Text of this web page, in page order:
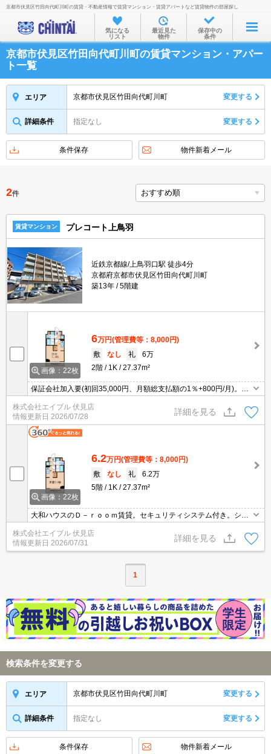
お部屋を探す
沿線・駅から
住所から
家賃相場から
不動産会社から
京都市伏見区竹田向代町川町の賃貸・不動産情報で賃貸マンション・賃貸アパートなど賃貸物件の部屋探し
気になる
リスト
最近見た
物件
保存中の
条件
京都市伏見区竹田向代町川町の賃貸マンション・アパー
ト一覧
エリア 京都市伏見区竹田向代町川町 変更する
詳細条件 指定なし 変更する
条件保存 物件新着メール
2件
賃貸マンション プレコート上鳥羽
近鉄京都線/上鳥羽口駅 徒歩4分
京都府京都市伏見区竹田向代町川町
築13年
5階建
画像：22枚
6万円(管理費等：8,000円)
敷
なし 礼
6万
2階
1K 27.37m²
保証会社加入要(初回35,000円、月額総支払額の1％+800円/月)。オ
ートロック・エレベーター付RCマンション!。追い焚き・エアコ
ン・浴室乾燥機付きで設備充実!。インターネット無料。
株式会社エイブル 伏見店
情報更新日 2026/07/28
詳細を見る
画像：22枚
6.2万円(管理費等：8,000円)
敷
なし 礼
6.2万
5階
1K 27.37m²
大和ハウスのＤ－ｒｏｏｍ賃貸。セキュリティシステム付き。シス
き。エアコン1基付き。
株式会社エイブル 伏見店
情報更新日 2026/07/31
詳細を見る
1
検索条件を変更する
エリア 京都市伏見区竹田向代町川町 変更する
詳細条件 指定なし 変更する
条件保存 物件新着メール